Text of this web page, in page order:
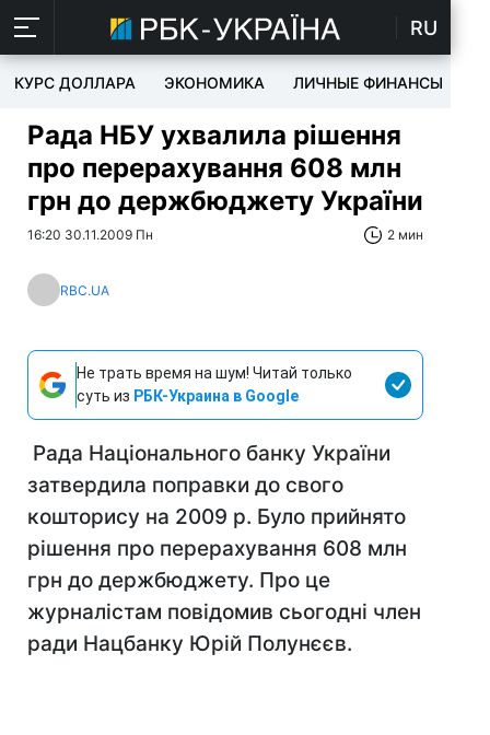
RU
КУРС ДОЛЛАРА ЭКОНОМИКА ЛИЧНЫЕ ФИНАНСЫ
Рада НБУ ухвалила рішення
про перерахування 608 млн
грн до держбюджету України
16:20 30.11.2009 Пн 2 мин
RBC.UA
Не трать время на шум! Читай только
суть из РБК-Украина в Google
Рада Національного банку України
затвердила поправки до свого
кошторису на 2009 р. Було прийнято
рішення про перерахування 608 млн
грн до держбюджету. Про це
журналістам повідомив сьогодні член
ради Нацбанку Юрій Полунєєв.